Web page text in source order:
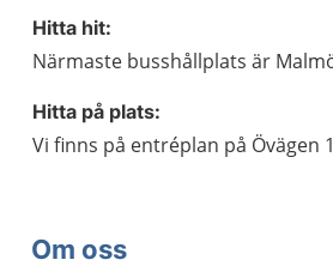
Hitta hit:
Närmaste busshållplats är
Hitta på plats:
Vi finns på entréplan på Övägen
Om oss